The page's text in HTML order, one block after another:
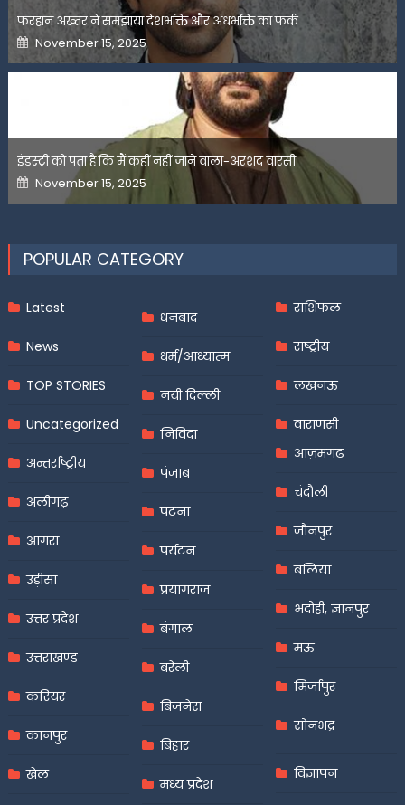
फरहान अख्तर ने समझाया देशभक्ति और अंधभक्ति का फर्क
Posted
on
November 15, 2025
इंडस्ट्री को पता है कि मैं कहीं नहीं जाने वाला-अरशद वारसी
Posted
on
November 15, 2025
POPULAR CATEGORY
Latest
News
TOP STORIES
Uncategorized
अन्तर्राष्ट्रीय
अलीगढ़
आगरा
उड़ीसा
उत्तर प्रदेश
उत्तराखण्ड
करियर
कानपुर
खेल
धनबाद
धर्म/आध्यात्म
नयी दिल्ली
निविदा
पंजाब
पटना
पर्यटन
प्रयागराज
बंगाल
बरेली
बिजनेस
बिहार
मध्य प्रदेश
राशिफल
राष्ट्रीय
लखनऊ
वाराणसी
आज़मगढ़
चंदौली
जौनपुर
बलिया
भदोही, ज्ञानपुर
मऊ
मिर्जापुर
सोनभद्र
विज्ञापन